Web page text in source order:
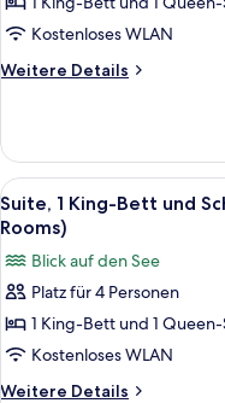
Rooms)
Bett
und
Schlafsofa
View,
Tub,
2
Rooms)
anzeigen
Kostenloses WLAN
Weitere Details
Weitere
1 King-
Bett
und
Schlafsofa
Sleeper,
View,
2
Rooms)
Alle
Fotos
Suite,
1 King-
Bett
und
Schlafsofa
4
Suite, 1 King-Bett und
Rooms)
Blick auf den See
Platz für 4 Personen
1 King-Bett und 1
Kostenloses WLAN
Weitere Details
Weitere